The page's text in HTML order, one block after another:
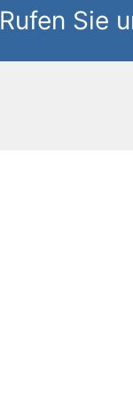
Rufen Sie